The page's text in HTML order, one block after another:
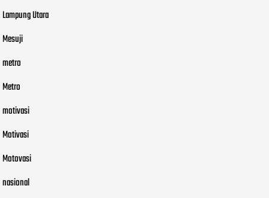
Lampung Utara
Mesuji
metro
Metro
motivasi
Motivasi
Motovasi
nasional